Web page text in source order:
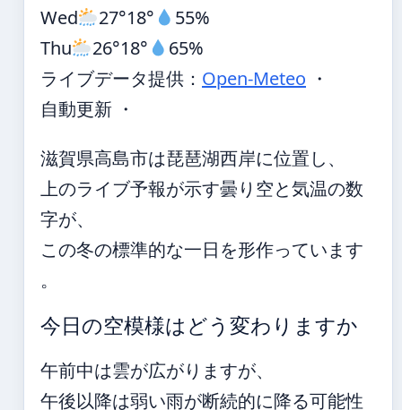
Wed
27°18°
55%
Thu
26°18°
65%
ライブデータ提供： Open-Meteo ・
自動更新 ・
滋賀県高島市は琵琶湖西岸に位置し、
上のライブ予報が示す曇り空と気温の数
字が、
この冬の標準的な一日を形作っています
。
今日の空模様はどう変わりますか
午前中は雲が広がりますが、
午後以降は弱い雨が断続的に降る可能性